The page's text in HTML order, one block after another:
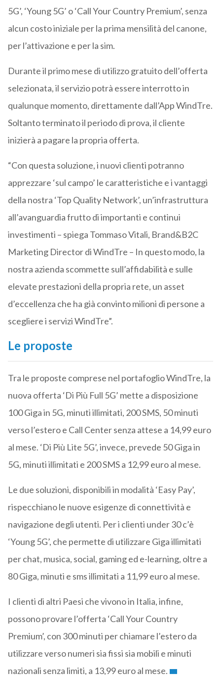
5G’, ‘Young 5G’ o ‘Call Your Country Premium’, senza
alcun costo iniziale per la prima mensilità del canone,
per l’attivazione e per la sim.
Durante il primo mese di utilizzo gratuito dell’offerta
selezionata, il servizio potrà essere interrotto in
qualunque momento, direttamente dall’App WindTre.
Soltanto terminato il periodo di prova, il cliente
inizierà a pagare la propria offerta.
“Con questa soluzione, i nuovi clienti potranno
apprezzare ‘sul campo’ le caratteristiche e i vantaggi
della nostra ‘Top Quality Network’, un’infrastruttura
all’avanguardia frutto di importanti e continui
investimenti – spiega Tommaso Vitali, Brand&B2C
Marketing Director di WindTre – In questo modo, la
nostra azienda scommette sull’affidabilità e sulle
elevate prestazioni della propria rete, un asset
d’eccellenza che ha già convinto milioni di persone a
scegliere i servizi WindTre”.
Le proposte
Tra le proposte comprese nel portafoglio WindTre, la
nuova offerta ‘Di Più Full 5G’ mette a disposizione
100 Giga in 5G, minuti illimitati, 200 SMS, 50 minuti
verso l’estero e Call Center senza attese a 14,99 euro
al mese. ‘Di Più Lite 5G’, invece, prevede 50 Giga in
5G, minuti illimitati e 200 SMS a 12,99 euro al mese.
Le due soluzioni, disponibili in modalità ‘Easy Pay’,
rispecchiano le nuove esigenze di connettività e
navigazione degli utenti. Per i clienti under 30 c’è
‘Young 5G’, che permette di utilizzare Giga illimitati
per chat, musica, social, gaming ed e-learning, oltre a
80 Giga, minuti e sms illimitati a 11,99 euro al mese.
I clienti di altri Paesi che vivono in Italia, infine,
possono provare l’offerta ‘Call Your Country
Premium’, con 300 minuti per chiamare l’estero da
utilizzare verso numeri sia fissi sia mobili e minuti
nazionali senza limiti, a 13,99 euro al mese.